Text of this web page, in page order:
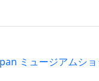
ミュージアムシ